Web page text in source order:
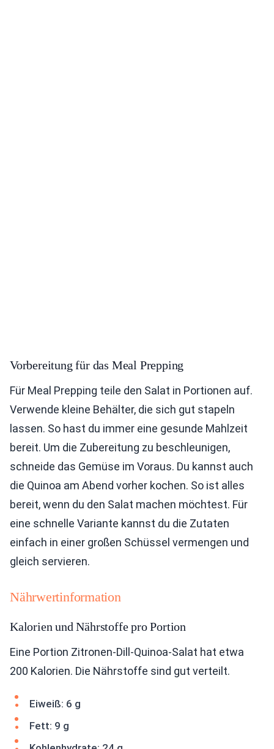
Vorbereitung für das Meal Prepping
Für Meal Prepping teile den Salat in Portionen auf.
Verwende kleine Behälter, die sich gut stapeln
lassen. So hast du immer eine gesunde Mahlzeit
bereit. Um die Zubereitung zu beschleunigen,
schneide das Gemüse im Voraus. Du kannst auch
die Quinoa am Abend vorher kochen. So ist alles
bereit, wenn du den Salat machen möchtest. Für
eine schnelle Variante kannst du die Zutaten
einfach in einer großen Schüssel vermengen und
gleich servieren.
Nährwertinformation
Kalorien und Nährstoffe pro Portion
Eine Portion Zitronen-Dill-Quinoa-Salat hat etwa
200 Kalorien. Die Nährstoffe sind gut verteilt.
Eiweiß: 6 g
Fett: 9 g